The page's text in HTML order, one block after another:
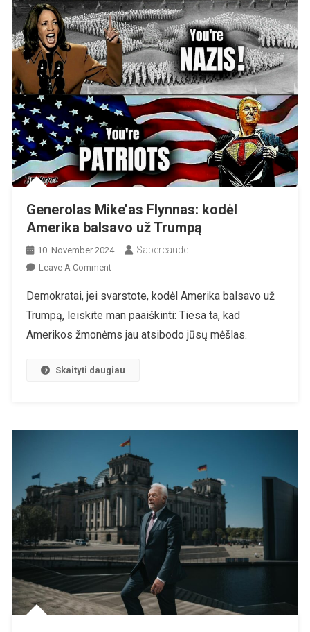
Generolas Mike’as Flynnas: kodėl
Amerika balsavo už Trumpą
10. November 2024 Sapereaude
Leave A CommentOn
Mike’as
Flynnas:
Kodėl
Demokratai, jei svarstote, kodėl Amerika balsavo už
Trumpą, leiskite man paaiškinti: Tiesa ta, kad
Amerikos žmonėms jau atsibodo jūsų mėšlas.
Skaityti daugiau